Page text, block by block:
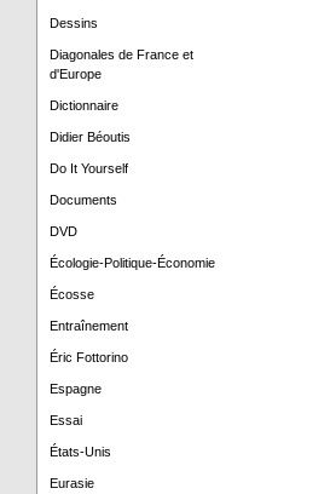
Dessins
Diagonales de France et
d'Europe
Dictionnaire
Didier Béoutis
Do It Yourself
Documents
DVD
Écologie-Politique-Économie
Écosse
Entraînement
Éric Fottorino
Espagne
Essai
États-Unis
Eurasie